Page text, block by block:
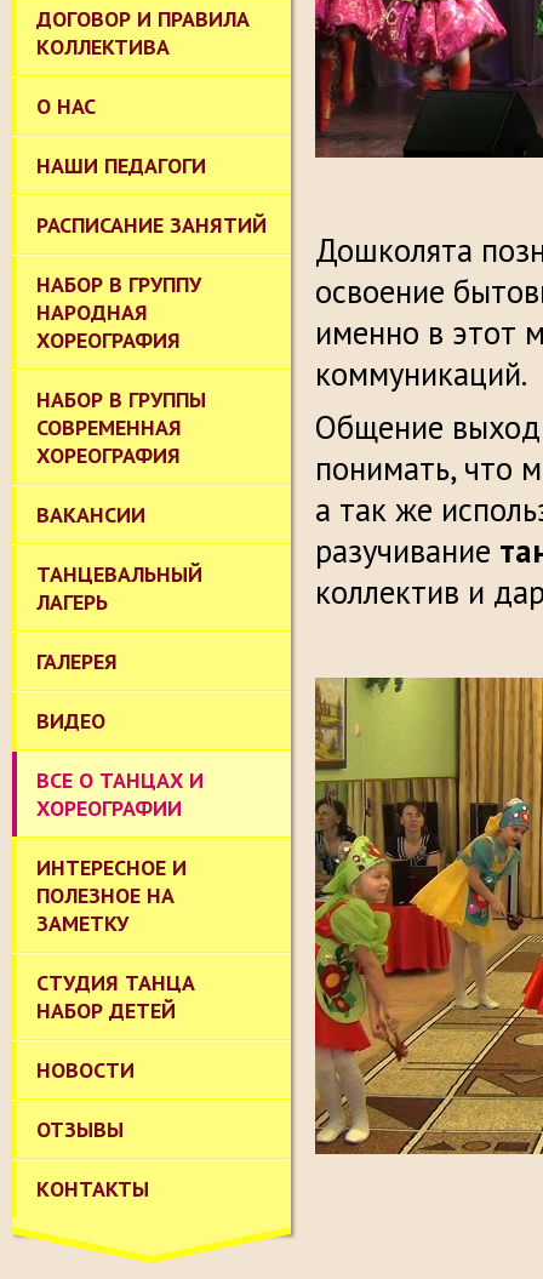
ДОГОВОР И ПРАВИЛА
КОЛЛЕКТИВА
О НАС
НАШИ ПЕДАГОГИ
РАСПИСАНИЕ ЗАНЯТИЙ
НАБОР В ГРУППУ
НАРОДНАЯ
ХОРЕОГРАФИЯ
НАБОР В ГРУППЫ
СОВРЕМЕННАЯ
ХОРЕОГРАФИЯ
ВАКАНСИИ
ТАНЦЕВАЛЬНЫЙ
ЛАГЕРЬ
ГАЛЕРЕЯ
ВИДЕО
ВСЕ О ТАНЦАХ И
ХОРЕОГРАФИИ
ИНТЕРЕСНОЕ И
ПОЛЕЗНОЕ НА
ЗАМЕТКУ
СТУДИЯ ТАНЦА
НАБОР ДЕТЕЙ
НОВОСТИ
ОТЗЫВЫ
КОНТАКТЫ
Дошколята
освоение
именно в этот
коммуникаций.
Общение
понимать, что
а так же
разучивание
коллектив и